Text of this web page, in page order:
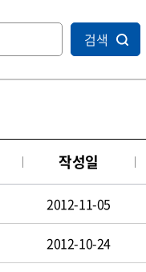
검색
작성일
2012-11-05
2012-10-24